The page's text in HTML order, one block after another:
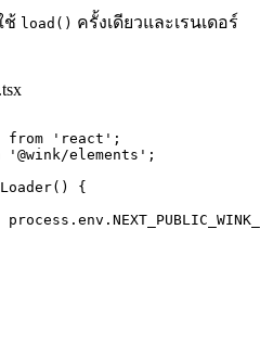
ช้ load() ครั้งเดียวและเรนเดอร์
from ' react ' ;
' @wink/elements ' ;
()
{
. env .